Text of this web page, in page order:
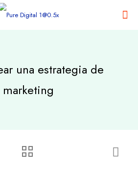
una estrategia de
marketing